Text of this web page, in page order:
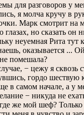
для разговоров у
я молча кручу в
Марк смотрит на
глазах, но сказать он
неуемная Рита тут
оказывается ...
помешала?
− цежу я сквозь
гордо шествую
в самом начале, а у
− никуда не
же мой шеф?